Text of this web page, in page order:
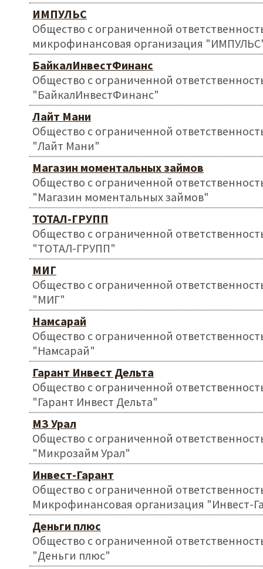
ИМПУЛЬС
Общество с ограниченной
микрофинансовая организация
БайкалИнвестФинанс
Общество с ограниченной
"БайкалИнвестФинанс"
Лайт Мани
Общество с ограниченной
"Лайт Мани"
Магазин моментальных займов
Общество с ограниченной
"Магазин моментальных займов"
ТОТАЛ-ГРУПП
Общество с ограниченной
"ТОТАЛ-ГРУПП"
МИГ
Общество с ограниченной
"МИГ"
Намсарай
Общество с ограниченной
"Намсарай"
Гарант Инвест Дельта
Общество с ограниченной
"Гарант Инвест Дельта"
МЗ Урал
Общество с ограниченной
"Микрозайм Урал"
Инвест-Гарант
Общество с ограниченной
Микрофинансовая организация "Инвест-
Деньги плюс
Общество с ограниченной
"Деньги плюс"